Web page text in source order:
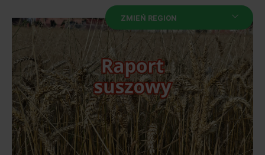
ZMIEŃ REGION